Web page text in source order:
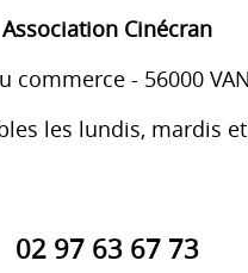
Association Cinécran
commerce - 56000
les lundis, mardis
02 97 63 67 73